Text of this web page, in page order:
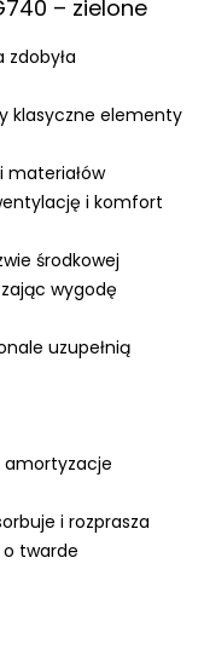
– zielone
klasyczne elementy
materiałów
i komfort
środkowej
wygodę
uzupełnią
amortyzacje
i rozprasza
twarde